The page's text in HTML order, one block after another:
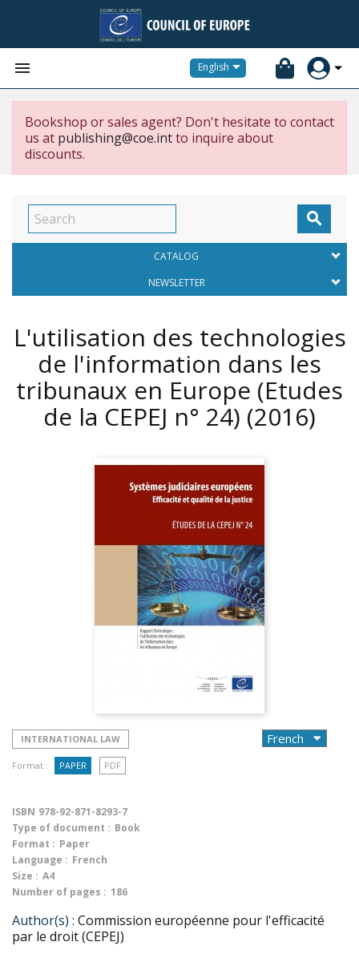
 English
Bookshop or sales agent? Don't hesitate to contact
us at publishing@coe.intto inquire about
discounts.

CATALOG
NEWSLETTER
L'utilisation des technologies
de l'information dans les
tribunaux en Europe (Etudes
de la CEPEJ n° 24) (2016)
INTERNATIONAL LAW
Format : PAPER PDF
ISBN 978-92-871-8293-7
Type of document : Book
Format : Paper
Language : French
Size : A4
Number of pages : 186
Author(s) : Commission européenne pour l'efficacité
par le droit (CEPEJ)